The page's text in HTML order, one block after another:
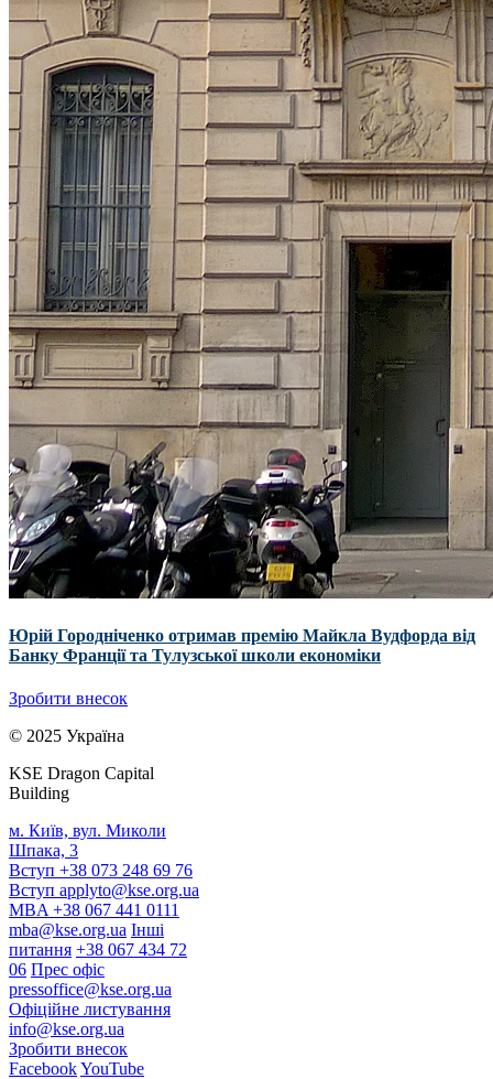
Юрій Городніченко отримав премію Майкла Вудфорда від
Банку Франції та Тулузської школи економіки
Зробити внесок
© 2025 Україна
KSE Dragon Capital
Building
м. Київ, вул. Миколи
Шпака, 3
Вступ +38 073 248 69 76
Вступ applyto@kse.org.ua
MBA +38 067 441 0111
mba@kse.org.ua Інші
питання +38 067 434 72
06 Прес офіс
pressoffice@kse.org.ua
Офіційне листування
info@kse.org.ua
Зробити внесок
FacebookYouTube